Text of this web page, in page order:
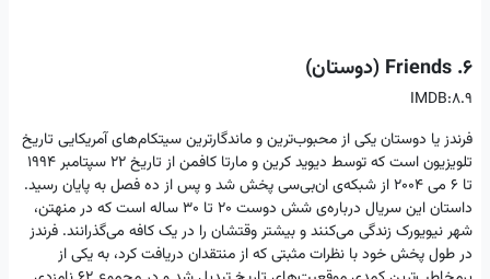
6. Friends (دوستان)
IMDB:8.9
فرندز یا دوستان یکی از محبوب‌ترین و ماندگارترین سیتکام‌های آمریکایی تاریخ
تلویزیون است که توسط دیوید کرین و مارتا کافمن از تاریخ ۲۲ سپتامبر ۱۹۹۴
تا ۶ می ۲۰۰۴ از شبکه‌ی ان‌بی‌سی پخش شد و پس از ده فصل به پایان رسید.
داستان این سریال درباره‌ی شش دوست ۲۰ تا ۳۰ ساله است که در منهتن،
شهر نیویورک زندگی می‌کنند و بیشتر وقتشان را در یک کافه می‌گذرانند. فرندز
در طول پخش خود با نظرات مثبتی که از منتقدان دریافت کرد، به یکی از